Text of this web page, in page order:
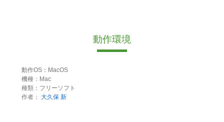
動作環境
動作OS：MacOS
機種：Mac
種類：フリーソフト
作者： 大久保 新